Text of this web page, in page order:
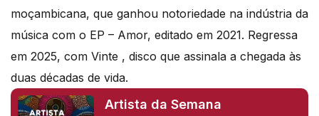
moçambicana, que ganhou notoriedade na indústria da
música com o EP – Amor, editado em 2021. Regressa
em 2025, com Vinte , disco que assinala a chegada às
duas décadas de vida.
Artista da Semana